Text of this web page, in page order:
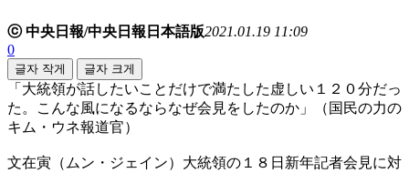
ⓒ 中央日報/中央日報日本語版2021.01.19 11:09
0
글자 작게 글자 크게
「大統領が話したいことだけで満たした虚しい１２０分だっ
た。こんな風になるならなぜ会見をしたのか」（国民の力の
キム・ウネ報道官）
文在寅（ムン・ジェイン）大統領の１８日新年記者会見に対